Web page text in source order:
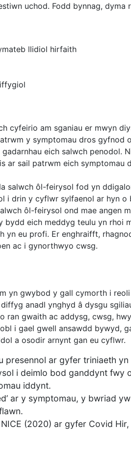
uchod. Fodd bynnag, dyma
llidiol hirfaith
cyfeirio am sganiau er mwyn
y symptomau dros gyfnod
eich salwch penodol.
ar sail patrwm eich symptomau
salwch ôl-feirysol fod yn
i drin y cyflwr sylfaenol ar hyn o
ôl-feirysol ond mae angen
eich meddyg teulu yn rhoi
yn eu profi. Er enghraifft,
ac i gynorthwyo cwsg.
yn gwybod y gall cymorth i
anadl ynghyd â dysgu
gwaith ac addysg, cwsg,
i gael gwell ansawdd bywyd,
a osodir arnynt gan eu cyflwr.
presennol ar gyfer triniaeth
i deimlo bod ganddynt fwy
iddynt.
ar y symptomau, y bwriad
(2020) ar gyfer Covid